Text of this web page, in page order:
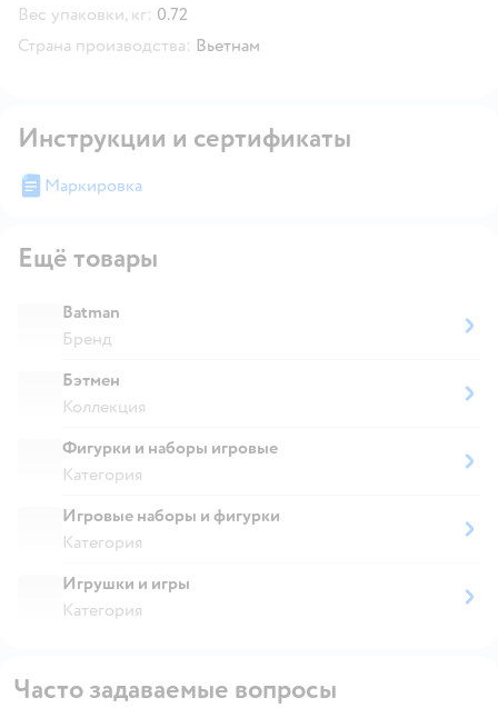
Вес упаковки, кг: 0.72
Страна производства: Вьетнам
Инструкции и сертификаты
Маркировка
Ещё товары
Batman
Бренд
Бэтмен
Коллекция
Фигурки и наборы игровые
Категория
Игровые наборы и фигурки
Категория
Игрушки и игры
Категория
Часто задаваемые вопросы